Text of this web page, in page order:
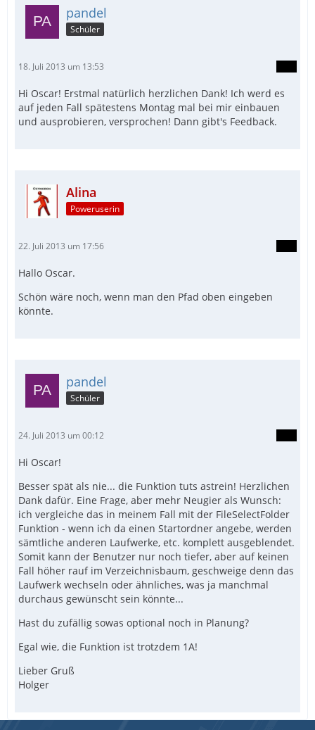
pandel
Schüler
18. Juli 2013 um 13:53
Hi Oscar! Erstmal natürlich herzlichen Dank! Ich werd es
auf jeden Fall spätestens Montag mal bei mir einbauen
und ausprobieren, versprochen! Dann gibt's Feedback.
Alina
Poweruserin
22. Juli 2013 um 17:56
Hallo Oscar.
Schön wäre noch, wenn man den Pfad oben eingeben
könnte.
pandel
Schüler
24. Juli 2013 um 00:12
Hi Oscar!
Besser spät als nie... die Funktion tuts astrein! Herzlichen
Dank dafür. Eine Frage, aber mehr Neugier als Wunsch:
ich vergleiche das in meinem Fall mit der FileSelectFolder
Funktion - wenn ich da einen Startordner angebe, werden
sämtliche anderen Laufwerke, etc. komplett ausgeblendet.
Somit kann der Benutzer nur noch tiefer, aber auf keinen
Fall höher rauf im Verzeichnisbaum, geschweige denn das
Laufwerk wechseln oder ähnliches, was ja manchmal
durchaus gewünscht sein könnte...
Hast du zufällig sowas optional noch in Planung?
Egal wie, die Funktion ist trotzdem 1A!
Lieber Gruß
Holger